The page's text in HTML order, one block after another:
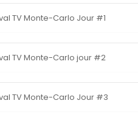
TV Monte-Carlo Jour #1
TV Monte-Carlo jour #2
TV Monte-Carlo Jour #3